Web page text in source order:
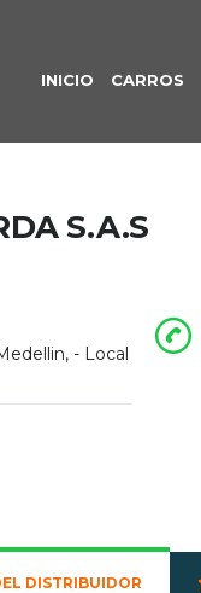
INICIO CARROS
S.A.S
- Local
DISTRIBUIDOR